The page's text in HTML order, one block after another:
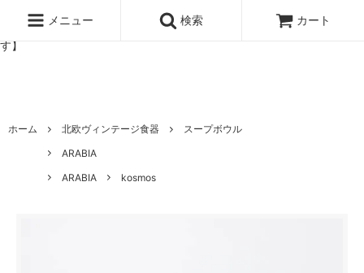
ッタのオンラインストア【アラビア,クイストゴーなどの北欧ヴィンテ
ージ食器,雅峰窯やソルテグラスジュエリーなどの作家の作品が並びま
す】
メニュー 検索 カート
ホーム 北欧ヴィンテージ食器
スープボウル
ARABIA
ARABIA
kosmos